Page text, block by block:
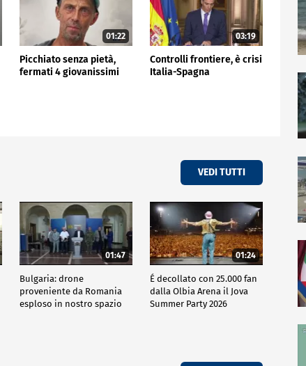
01:22
Picchiato senza pietà,
fermati 4 giovanissimi
03:19
Controlli frontiere, è crisi
Italia-Spagna
VEDI TUTTI
01:47
Bulgaria: drone
proveniente da Romania
esploso in nostro spazio
01:24
É decollato con 25.000 fan
dalla Olbia Arena il Jova
Summer Party 2026